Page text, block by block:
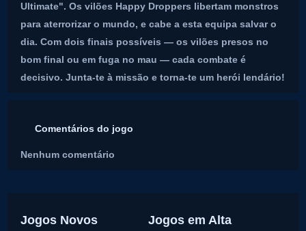
Ultimate". Os vilões Happy Droppers libertam monstros
para aterrorizar o mundo, e cabe a esta equipa salvar o
dia. Com dois finais possíveis — os vilões presos no
bom final ou em fuga no mau — cada combate é
decisivo. Junta-te à missão e torna-te um herói lendário!
Comentários do jogo
Nenhum comentário
Jogos Novos Jogos em Alta